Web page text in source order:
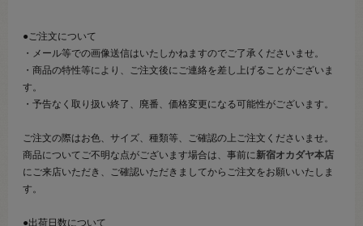
●ご注文について
・メール等での画像送信はいたしかねますのでご了承くださいませ。
・商品の特性等により、ご注文後にご連絡を差し上げることがございま
す。
・予告なく取り扱い終了、廃番、価格変更になる可能性がございます。
ご注文の際はお色、サイズ、種類等、ご確認の上ご注文くださいませ。
商品についてご不明な点がございます場合は、事前に新宿オカダヤ本店
にご来店いただき、ご確認いただきましてからご注文をお願いいたしま
す。
●出荷日数について